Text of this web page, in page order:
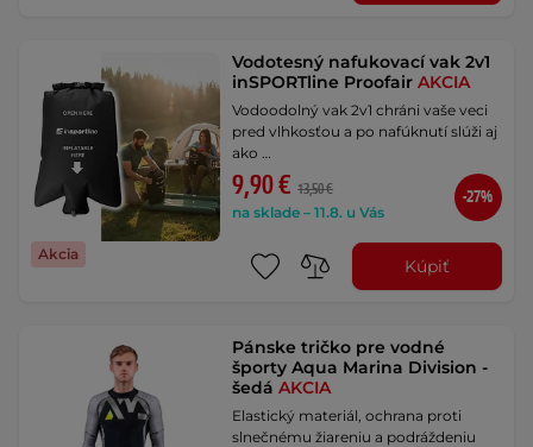
Akcia
Vodotesný nafukovací vak 2v1
inSPORTline ProofairAKCIA
Vodoodolný vak 2v1 chráni vaše veci
pred vlhkosťou a po nafúknutí slúži aj
ako …
9,90 € 13,50 €
na sklade – 11.8. u Vás
-27%
Kúpiť
Pánske tričko pre vodné
športy Aqua Marina Division -
šedáAKCIA
Elastický materiál, ochrana proti
slnečnému žiareniu a podráždeniu